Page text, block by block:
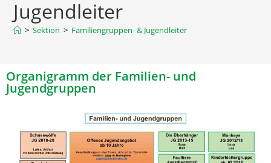
Jugendleiter
> Sektion > Familiengruppen- & Jugendleiter
Organigramm der Familien- und
Jugendgruppen